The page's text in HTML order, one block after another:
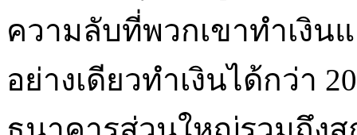
ความลับที่พวกเขาทำเงิน
อย่างเดียวทำเงินได้กว่า